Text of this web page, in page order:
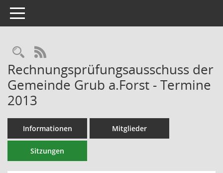
Toggle navigation
RSS-Feed
Rechnungsprüfungsausschuss der
Gemeinde Grub a.Forst - Termine
2013
Informationen Mitglieder
Sitzungen